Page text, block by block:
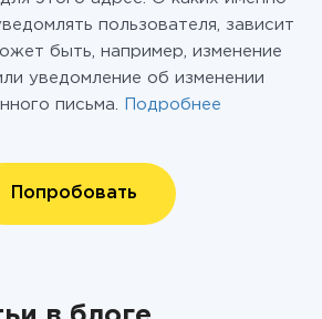
пользователя, зависит
быть, например, изменение
уведомление об изменении
письма.
Подробнее
Попробовать